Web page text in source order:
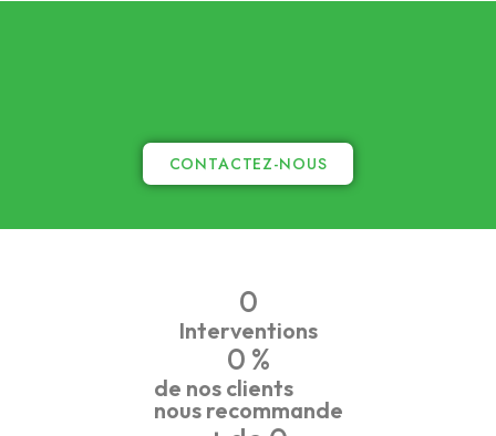
CONTACTEZ-NOUS
Interventions
0
de nos clients
nous recommande
0 %